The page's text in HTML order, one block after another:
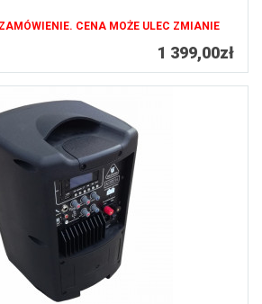
CENA MOŻE ULEC ZMIANIE
1 399,00zł